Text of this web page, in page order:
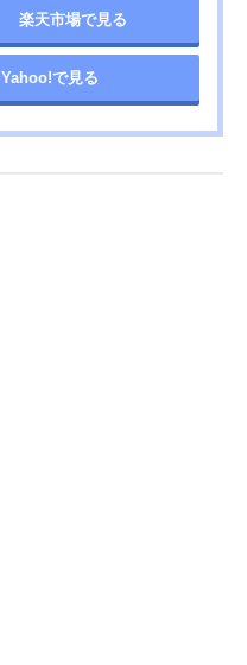
楽天市場で見る
Yahoo!で見る